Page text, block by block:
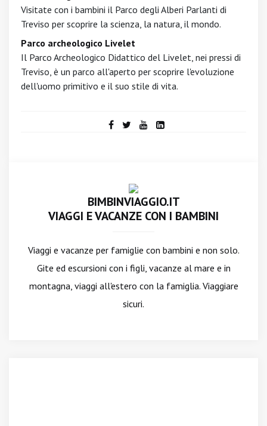
Visitate con i bambini il Parco degli Alberi Parlanti di
Treviso per scoprire la scienza, la natura, il mondo.
Parco archeologico Livelet
Il Parco Archeologico Didattico del Livelet, nei pressi di
Treviso, è un parco all'aperto per scoprire l'evoluzione
dell'uomo primitivo e il suo stile di vita.
BIMBINVIAGGIO.IT
VIAGGI E VACANZE CON I BAMBINI
Viaggi e vacanze per famiglie con bambini e non solo.
Gite ed escursioni con i figli, vacanze al mare e in
montagna, viaggi all'estero con la famiglia. Viaggiare
sicuri.